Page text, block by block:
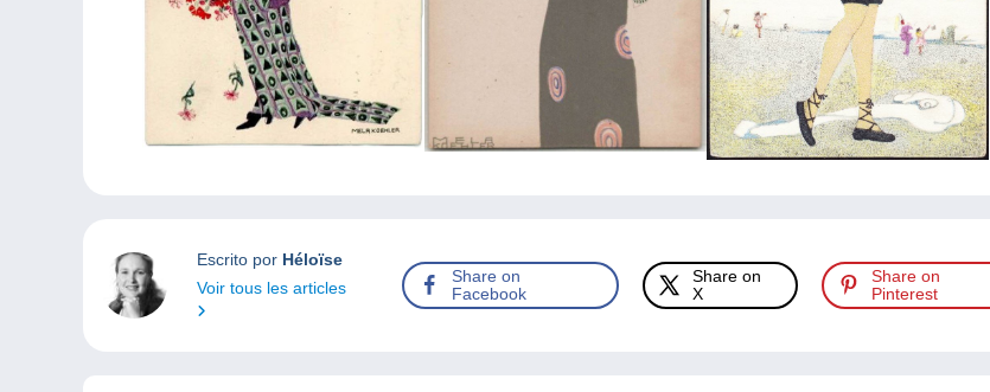
Escrito por Héloïse
Voir tous les articles
Share on
Facebook
Share on
X
Share on
Pinterest